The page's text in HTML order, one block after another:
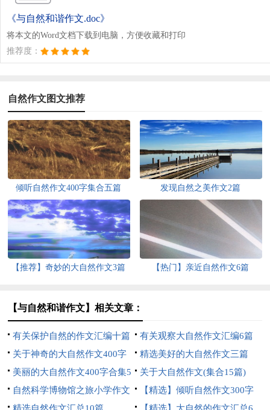
《与自然和谐作文.doc》
将本文的Word文档下载到电脑，方便收藏和打印
推荐度：
自然作文图文推荐
倾听自然作文400字集合五篇 发现自然之美作文2篇
【推荐】奇妙的大自然作文3篇 【热门】亲近自然作文6篇
【与自然和谐作文】相关文章：
有关保护自然的作文汇编十篇
有关观察大自然作文汇编6篇
关于神奇的大自然作文400字
八篇
精选美好的大自然作文三篇
美丽的大自然作文400字合集5
篇
关于大自然作文(集合15篇)
自然科学博物馆之旅小学作文
【精选】倾听自然作文300字
三篇
精选自然作文汇总10篇 【精选】大自然的作文汇总6